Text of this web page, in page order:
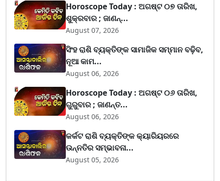
Horoscope Today : ଅଗଷ୍ଟ ୦୭ ତାରିଖ,
ଶୁକ୍ରବାର ; ଜାଣନ୍...
August 07, 2026
ସିଂହ ରାଶି ବ୍ୟକ୍ତିଙ୍କ ସାମାଜିକ ସମ୍ମାନ ବଢ଼ିବ,
ନୂଆ କାମ...
August 06, 2026
Horoscope Today : ଅଗଷ୍ଟ ୦୬ ତାରିଖ,
ଗୁରୁବାର ; ଜାଣନ୍ତ...
August 06, 2026
କର୍କଟ ରାଶି ବ୍ୟକ୍ତିଙ୍କ କ୍ୟାରିୟରରେ
ଉନ୍ନତିର ସମ୍ଭାବନା...
August 05, 2026